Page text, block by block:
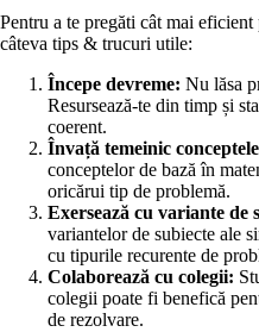
Pentru a te pregăti cât mai
câteva tips & trucuri utile:
Începe devreme: Nu lăsa
Resursează-te din timp și
coerent.
Învață temeinic
conceptelor de bază în
oricărui tip de problemă.
Exersează cu variante de
variantelor de subiecte ale
cu tipurile recurente de
Colaborează cu colegii:
colegii poate fi benefică
de rezolvare.